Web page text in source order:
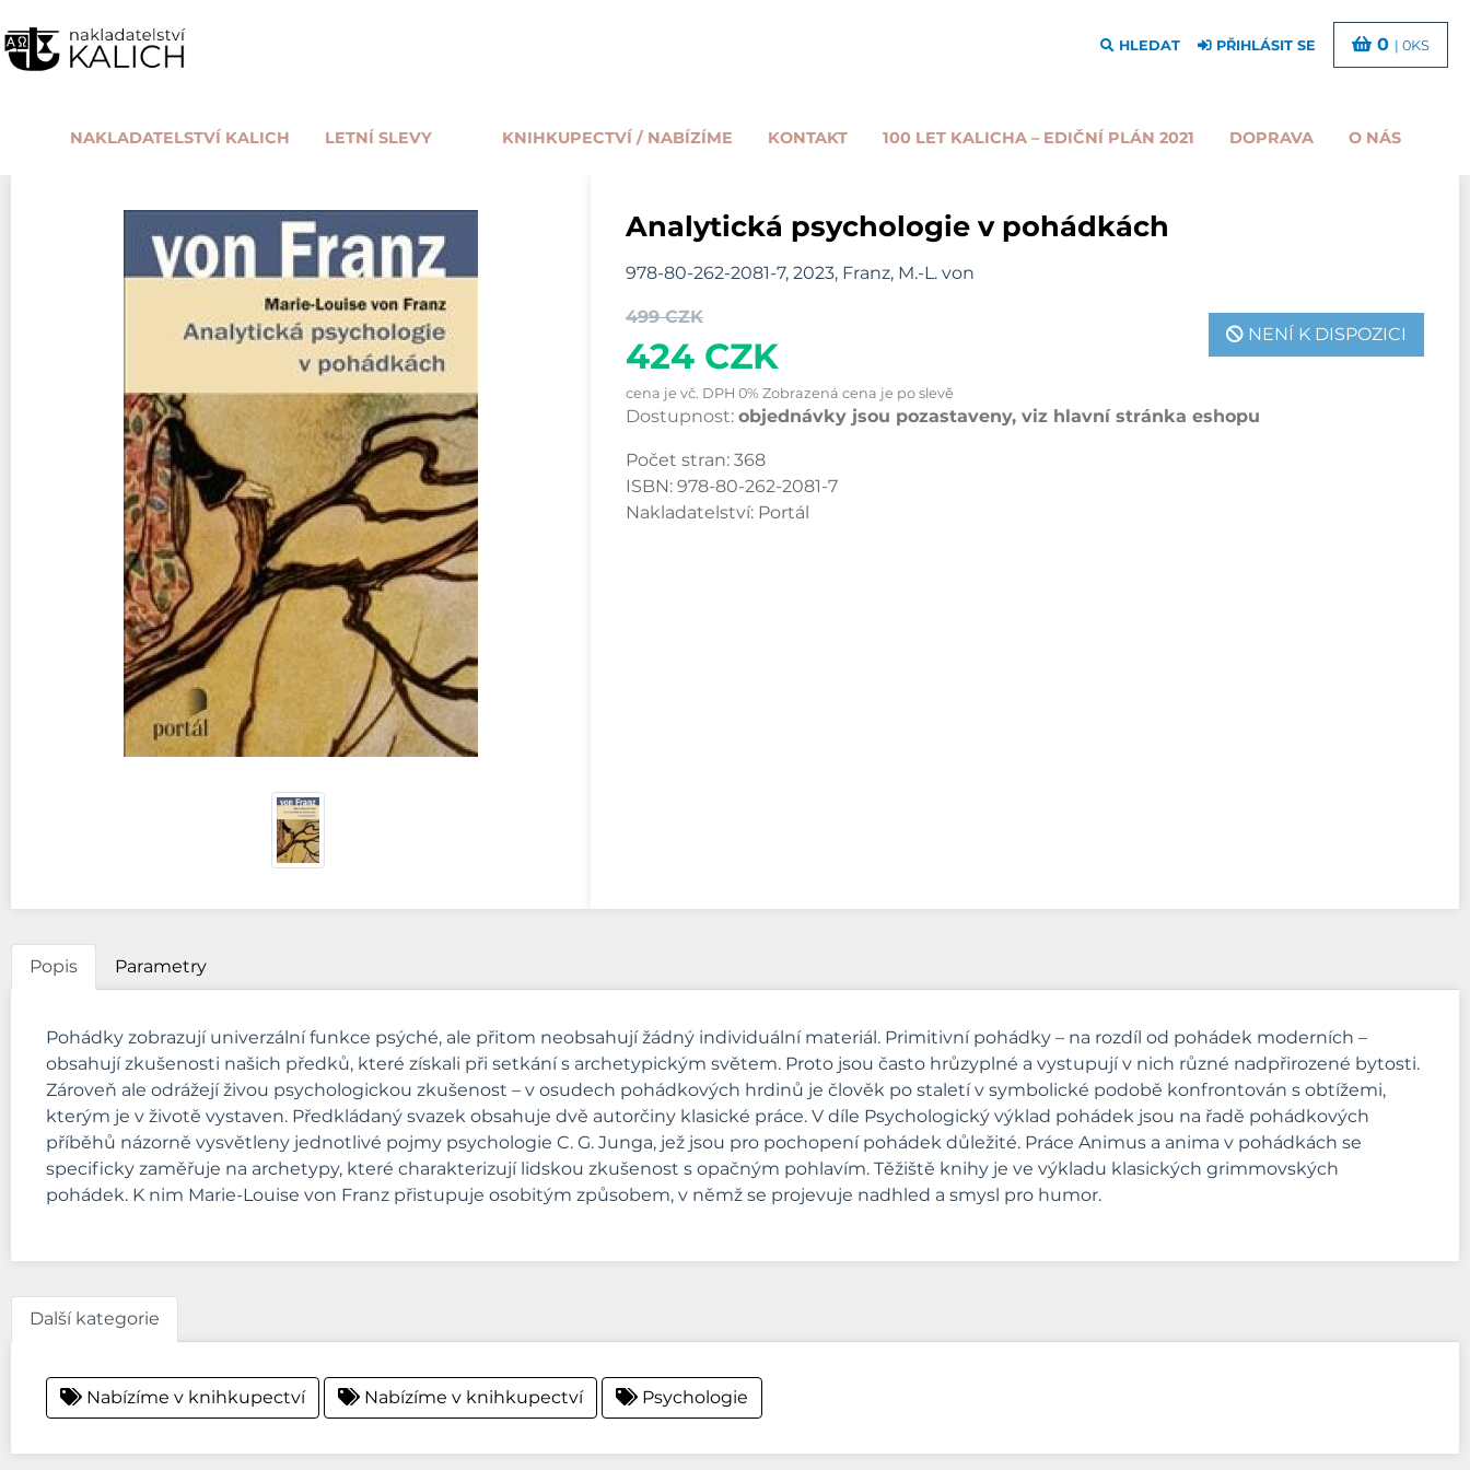
NAKLADATELSTVÍ KALICH LETNÍ SLEVY KNIHKUPECTVÍ / NABÍZÍME KONTAKT 100 LET KALICHA – EDIČNÍ PLÁN 2021 DOPRAVA O NÁS
HLEDAT PŘIHLÁSIT SE 0 | 0KS
Analytická psychologie v pohádkách
978-80-262-2081-7, 2023, Franz, M.-L. von
499 CZK
424 CZK
NENÍ K DISPOZICI
cena je vč. DPH 0% Zobrazená cena je po slevě
Dostupnost: objednávky jsou pozastaveny, viz hlavní stránka eshopu
Počet stran: 368
ISBN: 978-80-262-2081-7
Nakladatelství: Portál
Popis Parametry
Pohádky zobrazují univerzální funkce psýché, ale přitom neobsahují žádný individuální materiál. Primitivní pohádky – na rozdíl od pohádek moderních –
obsahují zkušenosti našich předků, které získali při setkání s archetypickým světem. Proto jsou často hrůzyplné a vystupují v nich různé nadpřirozené bytosti.
Zároveň ale odrážejí živou psychologickou zkušenost – v osudech pohádkových hrdinů je člověk po staletí v symbolické podobě konfrontován s obtížemi,
kterým je v životě vystaven. Předkládaný svazek obsahuje dvě autorčiny klasické práce. V díle Psychologický výklad pohádek jsou na řadě pohádkových
příběhů názorně vysvětleny jednotlivé pojmy psychologie C. G. Junga, jež jsou pro pochopení pohádek důležité. Práce Animus a anima v pohádkách se
specificky zaměřuje na archetypy, které charakterizují lidskou zkušenost s opačným pohlavím. Těžiště knihy je ve výkladu klasických grimmovských
pohádek. K nim Marie-Louise von Franz přistupuje osobitým způsobem, v němž se projevuje nadhled a smysl pro humor.
Další kategorie
Nabízíme v knihkupectví Nabízíme v knihkupectví Psychologie